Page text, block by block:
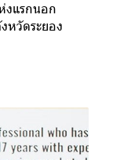
งแรกนอก
หวัดระยอง